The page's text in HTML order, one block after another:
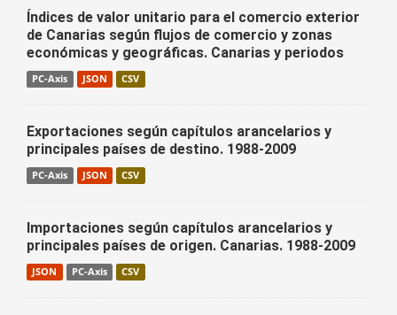
Índices de valor unitario para el comercio exterior
de Canarias según flujos de comercio y zonas
económicas y geográficas. Canarias y periodos
PC-Axis JSON CSV
Exportaciones según capítulos arancelarios y
principales países de destino. 1988-2009
PC-Axis JSON CSV
Importaciones según capítulos arancelarios y
principales países de origen. Canarias. 1988-2009
JSON PC-Axis CSV